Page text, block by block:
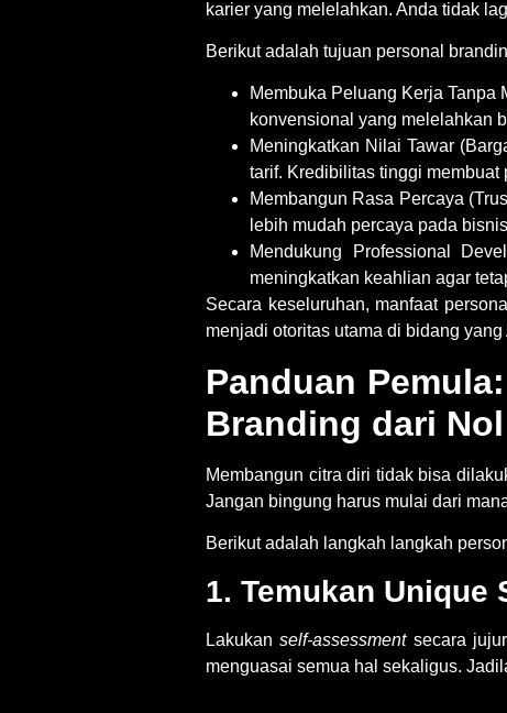
karier yang melelahkan. Anda tidak
Berikut adalah tujuan personal
Membuka Peluang Kerja Tanpa
konvensional yang melelahkan
Meningkatkan Nilai Tawar
tarif. Kredibilitas tinggi
Membangun Rasa Percaya
lebih mudah percaya pada
Mendukung Professional
meningkatkan keahlian agar
Secara keseluruhan, manfaat
menjadi otoritas utama di bidang yang
Panduan
Branding dari Nol
Membangun citra diri tidak bisa
Jangan bingung harus mulai dari
Berikut adalah langkah langkah
1. Temukan Unique
Lakukanself-assessmentsecara
menguasai semua hal sekaligus.